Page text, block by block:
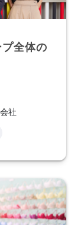
全体の
社